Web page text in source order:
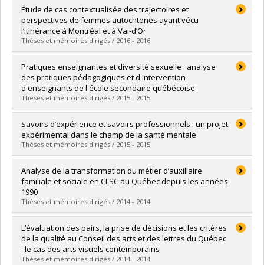
Graduate :Ruelland, Isabelle
Cycle :Doctoral
Grade :Ph. D.
Lien vers le document dans Papyrus
Étude de cas contextualisée des trajectoires et
perspectives de femmes autochtones ayant vécu
l’itinérance à Montréal et à Val-d’Or
Thèses et mémoires dirigés / 2016 - 2016
Graduate :Cunningham, Julie
Cycle :Doctoral
Grade :Ph. D.
Lien vers le document dans Papyrus
Pratiques enseignantes et diversité sexuelle : analyse
des pratiques pédagogiques et d'intervention
d'enseignants de l'école secondaire québécoise
Thèses et mémoires dirigés / 2015 - 2015
Graduate :Richard, Gabrielle
Cycle :Doctoral
Grade :Ph. D.
Lien vers le document dans Papyrus
Savoirs d’expérience et savoirs professionnels : un projet
expérimental dans le champ de la santé mentale
Thèses et mémoires dirigés / 2015 - 2015
Graduate :Godrie, Baptiste
Cycle :Doctoral
Grade :
Lien vers le document dans Papyrus
Analyse de la transformation du métier d’auxiliaire
familiale et sociale en CLSC au Québec depuis les années
1990
Thèses et mémoires dirigés / 2014 - 2014
Graduate : Valmera Michaud, Danielle
Cycle :Master's
Grade :M. Sc.
Lien vers le document dans Papyrus
L’évaluation des pairs, la prise de décisions et les critères
de la qualité au Conseil des arts et des lettres du Québec
: le cas des arts visuels contemporains
Thèses et mémoires dirigés / 2014 - 2014